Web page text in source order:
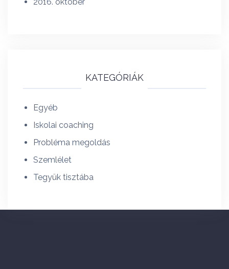
2016. október
KATEGÓRIÁK
Egyéb
Iskolai coaching
Probléma megoldás
Szemlélet
Tegyük tisztába